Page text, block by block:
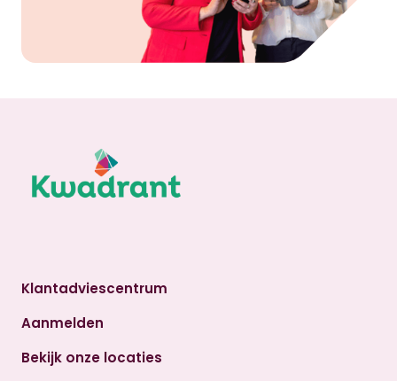
Klantadviescentrum
Aanmelden
Bekijk onze locaties